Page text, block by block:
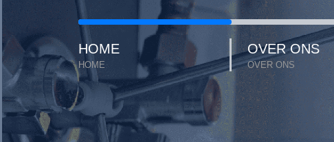
HOME
HOME
OVER ONS
OVER ONS